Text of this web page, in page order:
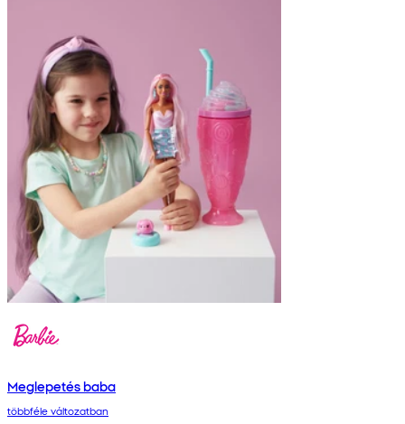
Meglepetés baba
többféle változatban